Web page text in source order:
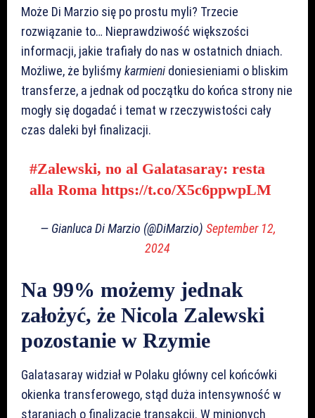
Może Di Marzio się po prostu myli? Trzecie
rozwiązanie to… Nieprawdziwość większości
informacji, jakie trafiały do nas w ostatnich dniach.
Możliwe, że byliśmykarmieni doniesieniami o bliskim
transferze, a jednak od początku do końca strony nie
mogły się dogadać i temat w rzeczywistości cały
czas daleki był finalizacji.
#Zalewski, no al Galatasaray: resta
alla Roma https://t.co/X5c6ppwpLM
— Gianluca Di Marzio (@DiMarzio) September 12,
2024
Na 99% możemy jednak
założyć, że Nicola Zalewski
pozostanie w Rzymie
Galatasaray widział w Polaku główny cel końcówki
okienka transferowego, stąd duża intensywność w
staraniach o finalizację transakcji. W minionych